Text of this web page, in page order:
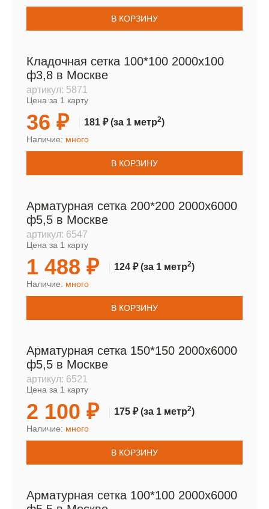
В КОРЗИНУ
Кладочная сетка 100*100 2000х100
ф3,8 в Москве
артикул: 5871
Цена за 1 карту
36 ₽ 181 ₽(за 1 метр2)
Наличие: много
В КОРЗИНУ
Арматурная сетка 200*200 2000х6000
ф5,5 в Москве
артикул: 6547
Цена за 1 карту
1 488 ₽ 124 ₽(за 1 метр2)
Наличие: много
В КОРЗИНУ
Арматурная сетка 150*150 2000х6000
ф5,5 в Москве
артикул: 6521
Цена за 1 карту
2 100 ₽ 175 ₽(за 1 метр2)
Наличие: много
В КОРЗИНУ
Арматурная сетка 100*100 2000х6000